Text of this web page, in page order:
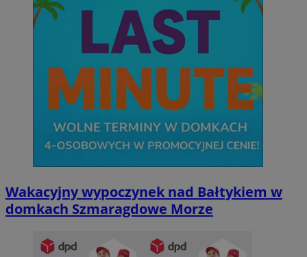
Wakacyjny wypoczynek nad Bałtykiem w
domkach Szmaragdowe Morze